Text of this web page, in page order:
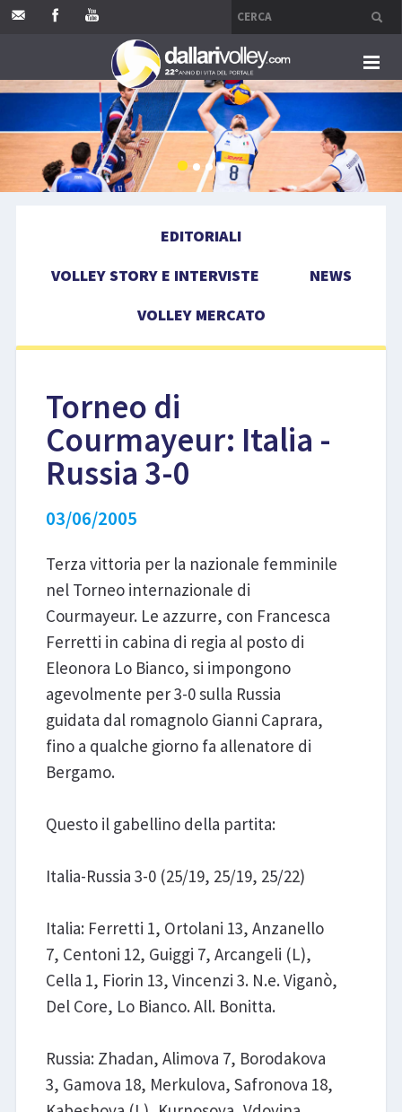
HOME
EDITORIALI
VOLLEY MERCATO
COMPETIZIONI
LIBRI
EDITORIALI
VOLLEY STORY E INTERVISTE
NEWS
VOLLEY MERCATO
Torneo di
Courmayeur: Italia -
Russia 3-0
03/06/2005
Terza vittoria per la nazionale femminile
nel Torneo internazionale di
Courmayeur. Le azzurre, con Francesca
Ferretti in cabina di regia al posto di
Eleonora Lo Bianco, si impongono
agevolmente per 3-0 sulla Russia
guidata dal romagnolo Gianni Caprara,
fino a qualche giorno fa allenatore di
Bergamo.
Questo il gabellino della partita:
Italia-Russia 3-0 (25/19, 25/19, 25/22)
Italia: Ferretti 1, Ortolani 13, Anzanello
7, Centoni 12, Guiggi 7, Arcangeli (L),
Cella 1, Fiorin 13, Vincenzi 3. N.e. Viganò,
Del Core, Lo Bianco. All. Bonitta.
Russia: Zhadan, Alimova 7, Borodakova
3, Gamova 18, Merkulova, Safronova 18,